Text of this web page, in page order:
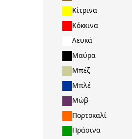
Κίτρινα
Κόκκινα
Λευκά
Μαύρα
Μπέζ
Μπλέ
Μώβ
Πορτοκαλί
Πράσινα